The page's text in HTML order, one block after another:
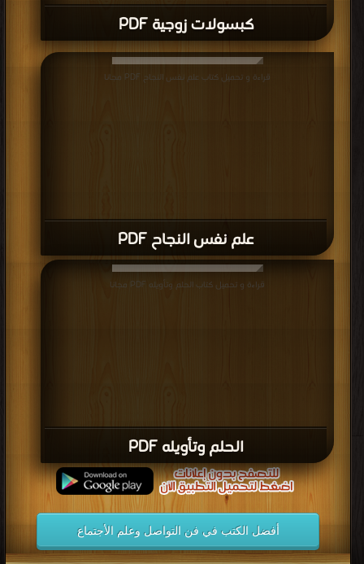
كبسولات زوجية PDF
علم نفس النجاح PDF
قراءة و تحميل كتاب علم نفس النجاح PDF مجانا
الحلم وتأويله PDF
قراءة و تحميل كتاب الحلم وتأويله PDF مجانا
أفضل الكتب في فن التواصل وعلم الأجتماع